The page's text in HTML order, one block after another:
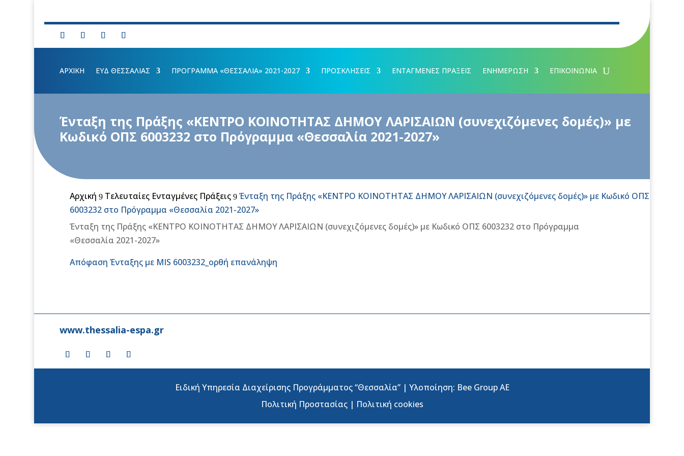
ΑΡΧΙΚΗ ΕΥΔ ΘΕΣΣΑΛΙΑΣ ΠΡΟΓΡΑΜΜΑ «ΘΕΣΣΑΛΙΑ» 2021-2027 ΠΡΟΣΚΛΗΣΕΙΣ ΕΝΤΑΓΜΕΝΕΣ ΠΡΑΞΕΙΣ ΕΝΗΜΕΡΩΣΗ ΕΠΙΚΟΙΝΩΝΙΑ
Ένταξη της Πράξης «ΚΕΝΤΡΟ ΚΟΙΝΟΤΗΤΑΣ ΔΗΜΟΥ ΛΑΡΙΣΑΙΩΝ (συνεχιζόμενες δομές)» με
Κωδικό ΟΠΣ 6003232 στο Πρόγραμμα «Θεσσαλία 2021-2027»
Αρχική 9 Τελευταίες Ενταγμένες Πράξεις 9 Ένταξη της Πράξης «ΚΕΝΤΡΟ ΚΟΙΝΟΤΗΤΑΣ ΔΗΜΟΥ ΛΑΡΙΣΑΙΩΝ (συνεχιζόμενες δομές)» με Κωδικό ΟΠΣ
6003232 στο Πρόγραμμα «Θεσσαλία 2021-2027»
Ένταξη της Πράξης «ΚΕΝΤΡΟ ΚΟΙΝΟΤΗΤΑΣ ΔΗΜΟΥ ΛΑΡΙΣΑΙΩΝ (συνεχιζόμενες δομές)» με Κωδικό ΟΠΣ 6003232 στο Πρόγραμμα
«Θεσσαλία 2021-2027»
Απόφαση Ένταξης με MIS 6003232_ορθή επανάληψη
www.thessalia-espa.gr
Ειδική Υπηρεσία Διαχείρισης Προγράμματος “Θεσσαλία” | Υλοποίηση: Bee Group AE
Πολιτική Προστασίας| Πολιτική cookies